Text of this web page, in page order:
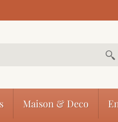
Maison & Deco